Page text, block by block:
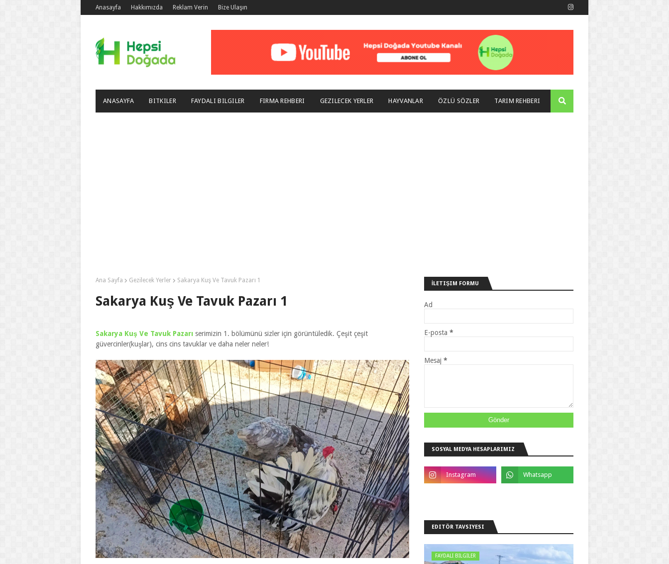
Anasayfa Hakkımızda Reklam Verin Bize Ulaşın
ANASAYFA BITKILER FAYDALI BILGILER FIRMA REHBERI GEZILECEK YERLER HAYVANLAR ÖZLÜ SÖZLER TARIM REHBERI
Ana Sayfa Gezilecek Yerler Sakarya Kuş Ve Tavuk Pazarı 1
Sakarya Kuş Ve Tavuk Pazarı 1
Sakarya Kuş Ve Tavuk Pazarı serimizin 1. bölümünü sizler için görüntüledik. Çeşit çeşit
güvercinler(kuşlar), cins cins tavuklar ve daha neler neler!
İLETIŞIM FORMU
Ad
E-posta *
Mesaj *
SOSYAL MEDYA HESAPLARIMIZ
EDITÖR TAVSIYESI
FAYDALI BILGILER